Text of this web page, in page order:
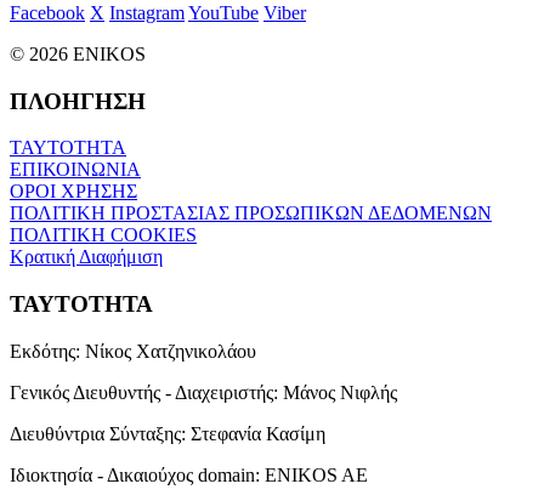
Facebook X InstagramYouTube Viber
© 2026 ENIKOS
ΠΛΟΗΓΗΣΗ
ΤΑΥΤΟΤΗΤΑ
ΕΠΙΚΟΙΝΩΝΙΑ
ΟΡΟΙ ΧΡΗΣΗΣ
ΠΟΛΙΤΙΚΗ ΠΡΟΣΤΑΣΙΑΣ ΠΡΟΣΩΠΙΚΩΝ ΔΕΔΟΜΕΝΩΝ
ΠΟΛΙΤΙΚΗ COOKIES
Κρατική Διαφήμιση
ΤΑΥΤΟΤΗΤΑ
Εκδότης: Νίκος Χατζηνικολάου
Γενικός Διευθυντής - Διαχειριστής: Μάνος Νιφλής
Διευθύντρια Σύνταξης: Στεφανία Κασίμη
Ιδιοκτησία - Δικαιούχος domain: ENIKOS AE